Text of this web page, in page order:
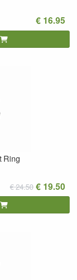
€ 16.95
Ring
€ 24.50 € 19.50